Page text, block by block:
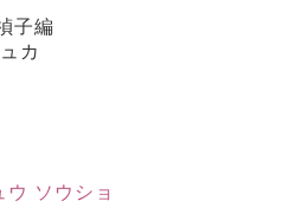
子編
カ
ソウショ